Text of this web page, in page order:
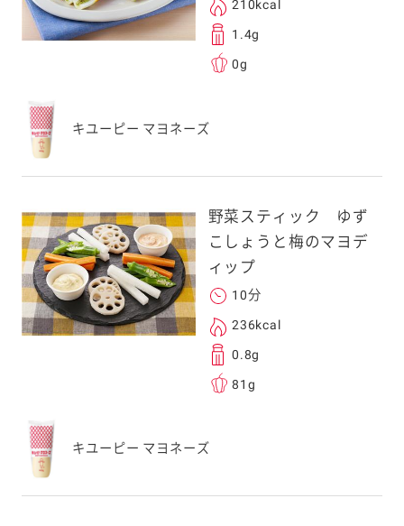
210kcal
1.4g
0g
キユーピー マヨネーズ
野菜スティック ゆず
こしょうと梅のマヨデ
ィップ
10分
236kcal
0.8g
81g
キユーピー マヨネーズ